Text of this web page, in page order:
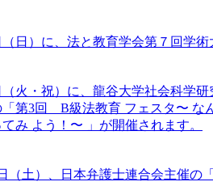
（日）に、法と教育学会第７回学
（火・祝）に、龍谷大学社会科学
第3回 B級法教育 フェスタ〜 な
み よう！〜 」が開催されます。
（土）、日本弁護士連合会主催